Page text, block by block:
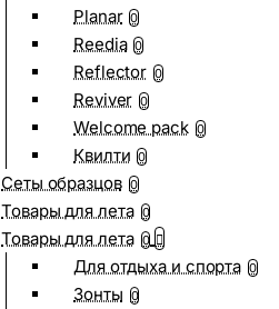
Planar 0
Reedia 0
Reflector 0
Reviver 0
Welcome pack 0
Квилти 0
Сеты образцов 0
Товары для лета 0
Товары для лета 0
Для отдыха и спорта 0
Зонты 0